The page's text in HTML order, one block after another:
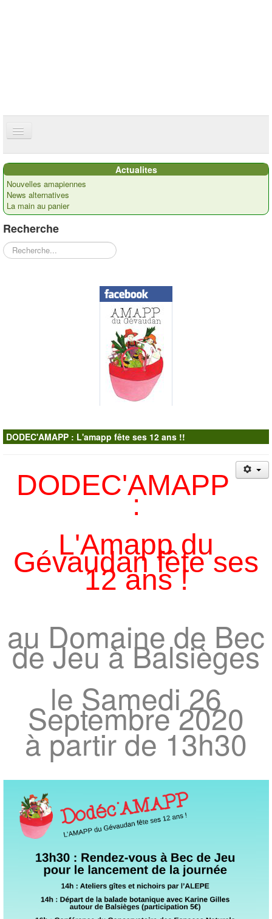
Accueil
Présentation
Actualités
Nos paysans
Commandes
Actualites
Nouvelles amapiennes
News alternatives
La main au panier
Recherche
Rechercher
DODEC'AMAPP : L'amapp fête ses 12 ans !!
DODEC'AMAPP
:
L'Amapp du
Gévaudan fête ses
12 ans !
au Domaine de Bec
de Jeu à Balsièges
le Samedi 26
Septembre 2020
à partir de 13h30